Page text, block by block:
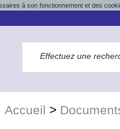
à son fonctionnement et des
Accueil >